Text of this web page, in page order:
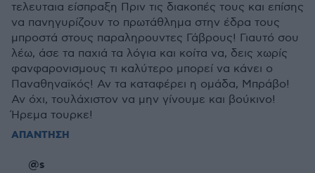
τελευταια είσπραξη Πριν τις διακοπές τους και επίσης
να πανηγυρίζουν το πρωτάθλημα στην έδρα τους
μπροστά στους παραληρουντες Γάβρους! Γιαυτό σου
λέω, άσε τα παχιά τα λόγια και κοίτα να, δεις χωρίς
φανφαρονισμους τι καλύτερο μπορεί να κάνει ο
Παναθηναϊκός! Αν τα καταφέρει η ομάδα, Μπράβο!
Αν όχι, τουλάχιστον να μην γίνουμε και βούκινο!
Ήρεμα τουρκε!
ΑΠΑΝΤΗΣΗ
@s